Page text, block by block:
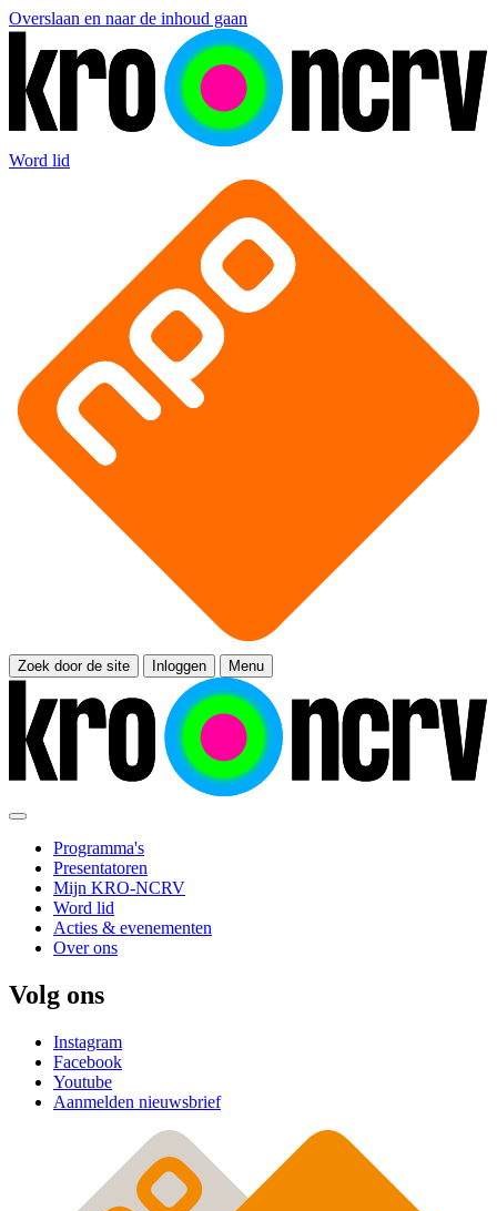
Overslaan en naar de inhoud gaan
Word lid
Zoek door de site Inloggen Menu
Programma's
Presentatoren
Mijn KRO-NCRV
Word lid
Acties & evenementen
Over ons
Volg ons
Instagram
Facebook
Youtube
Aanmelden nieuwsbrief